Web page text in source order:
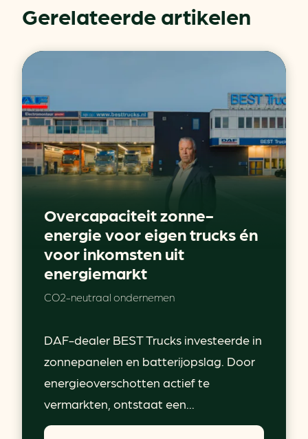
Gerelateerde artikelen
Overcapaciteit zonne-
energie voor eigen trucks én
voor inkomsten uit
energiemarkt
CO2-neutraal ondernemen
DAF-dealer BEST Trucks investeerde in
zonnepanelen en batterijopslag. Door
energieoverschotten actief te
vermarkten, ontstaat een...